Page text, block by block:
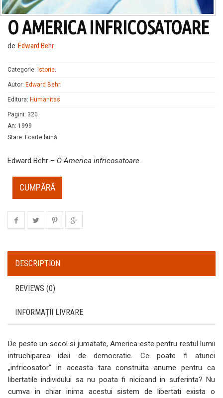
O AMERICA INFRICOSATOARE
de Edward Behr
Categorie: Istorie
Autor: Edward Behr.
Editura: Humanitas
Pagini: 320
An: 1999
Stare: Foarte bună
Edward Behr – O America infricosatoare.
CUMPĂRĂ
DESCRIPTION
REVIEWS (0)
INFORMAȚII LIVRARE
De peste un secol si jumatate, America este pentru restul lumii
intruchiparea ideii de democratie. Ce poate fi atunci
„infricosator“ in aceasta tara construita anume pentru ca
libertatile individului sa nu poata fi nicicand in suferinta? Nu
cumva in chiar inima acestui sistem de libertati exista o